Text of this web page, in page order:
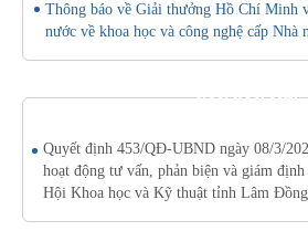
Thông báo về Giải thưởng Hồ Chí Minh
nước về khoa học và công nghệ cấp Nhà
VĂN BẢN MỚI
Quyết định 453/QĐ-UBND ngày 08/3/
hoạt động tư vấn, phản biện và giám
Hội Khoa học và Kỹ thuật tỉnh Lâm Đồng